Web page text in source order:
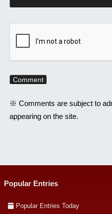
※ Comments are subject to
appearing on the site.
Popular Entries
Popular Entries Today